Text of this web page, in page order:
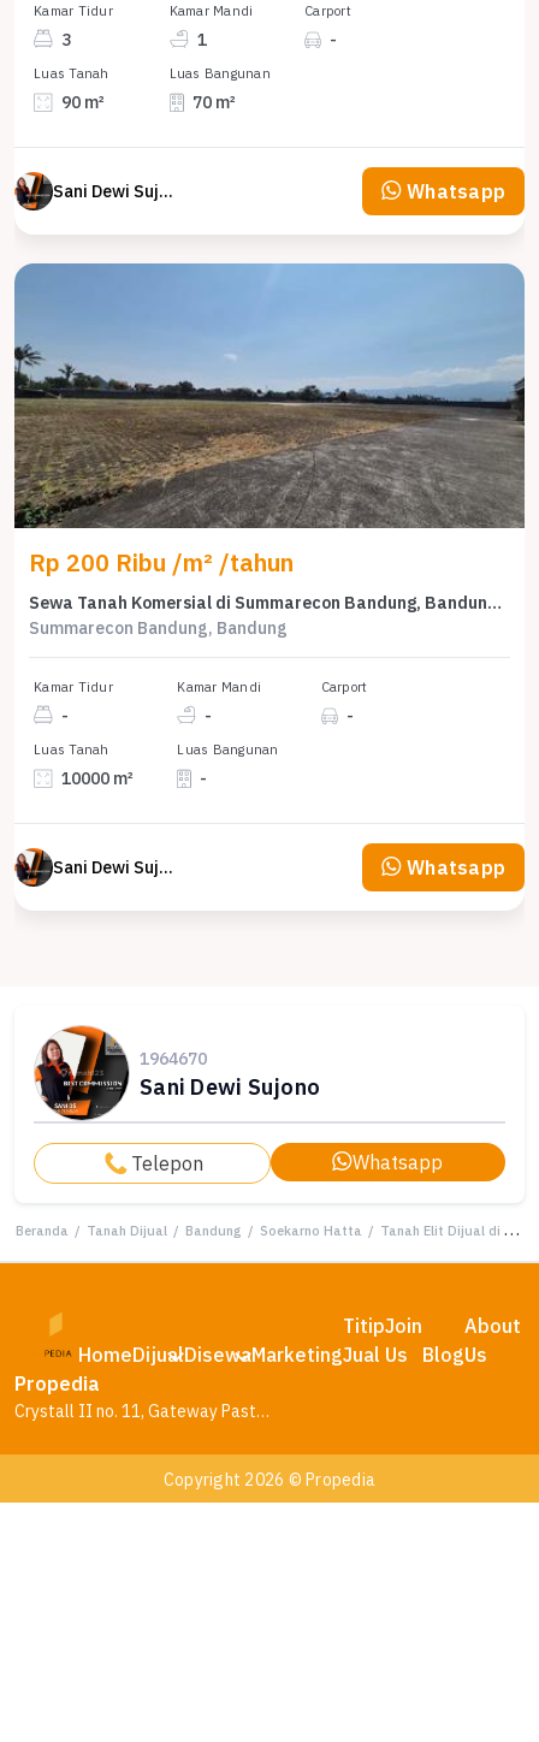
Kamar Tidur
3
Kamar Mandi
1
Carport
-
Luas Tanah
90 m²
Luas Bangunan
70 m²
Sani Dewi Sujono Whatsapp
Rp 200 Ribu /m² /tahun
Sewa Tanah Komersial di Summarecon Bandung, Bandung, LT 10000m² – Harga 2 Miliar
Summarecon Bandung, Bandung
Kamar Tidur
-
Kamar Mandi
-
Carport
-
Luas Tanah
10000 m²
Luas Bangunan
-
Sani Dewi Sujono Whatsapp
1964670
Sani Dewi Sujono
Telepon Whatsapp
Beranda / Tanah Dijual / Bandung / Soekarno Hatta / Tanah Elit Dijual di Soekarno Hatta, Bandung, Harga 5,64 Miliar
HomeDijualDisewaMarketing
Titip
Jual
Join
Us
Blog
About
Us
Propedia
Crystall II no. 11, Gateway Pasteur Residence, Bandung – Jawa Barat
Copyright 2026 © Propedia